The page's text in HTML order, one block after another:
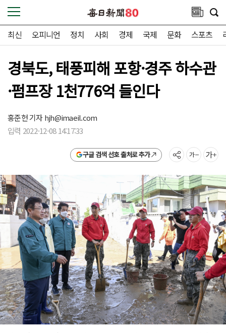
최신 오피니언 정치 사회 경제 국제 문화 스포츠
경북도, 태풍피해 포항·경주 하수관
·펌프장 1천776억 들인다
홍준헌 기자hjh@imaeil.com
입력 2022-12-08 14:17:33
구글 검색 선호 출처로 추가